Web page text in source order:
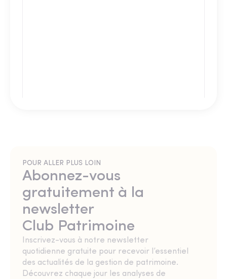
POUR ALLER PLUS LOIN
Abonnez-vous
gratuitement à la
newsletter
Club Patrimoine
Inscrivez-vous à notre newsletter
quotidienne gratuite pour recevoir l’essentiel
des actualités de la gestion de patrimoine.
Découvrez chaque jour les analyses de